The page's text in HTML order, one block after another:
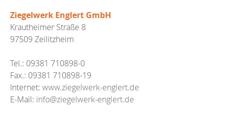
Ziegelwerk Englert GmbH
Krautheimer Straße 8
97509 Zeilitzheim
Tel.: 09381 710898-0
Fax.: 09381 710898-19
Internet: www.ziegelwerk-englert.de
E-Mail: info@ziegelwerk-englert.de